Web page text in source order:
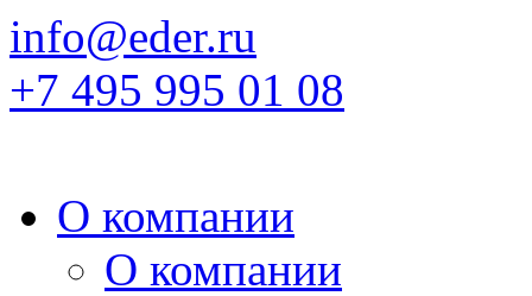
info@eder.ru
+7 495 995 01 08
О компании
О компании